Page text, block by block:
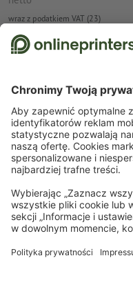
wraz z podatkiem VAT (23)
pt., 14 sie
Strona startowa Odzież i tekstylia
O nas
Zapisz się do